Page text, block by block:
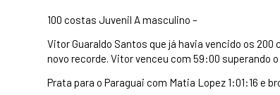
100 costas Juvenil A masculino –
Vitor Guaraldo Santos que já havia vencido os
novo recorde. Vitor venceu com 59:00 superando
Prata para o Paraguai com Matia Lopez 1:01:16 e